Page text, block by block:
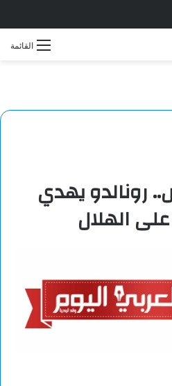
القائمة
رونالدو يهدي
على الهلال